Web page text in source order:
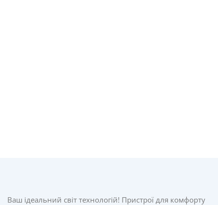
Ваш ідеальний світ технологій! Пристрої для комфорту